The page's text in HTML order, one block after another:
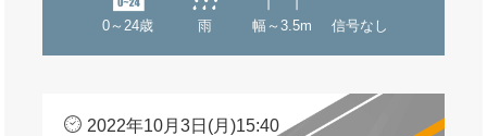
0～24歳 雨 幅～3.5m 信号なし
2022年10月3日(月)15:40